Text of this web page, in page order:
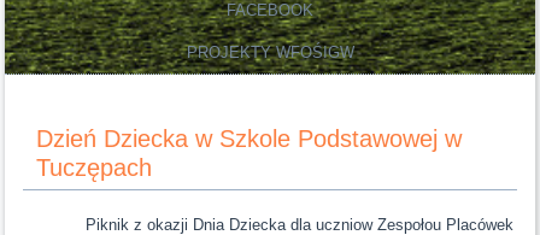
FACEBOOK
PROJEKTY WFOŚIGW
Dzień Dziecka w Szkole Podstawowej w
Tuczępach
Piknik z okazji Dnia Dziecka dla uczniow Zespołou Placówek